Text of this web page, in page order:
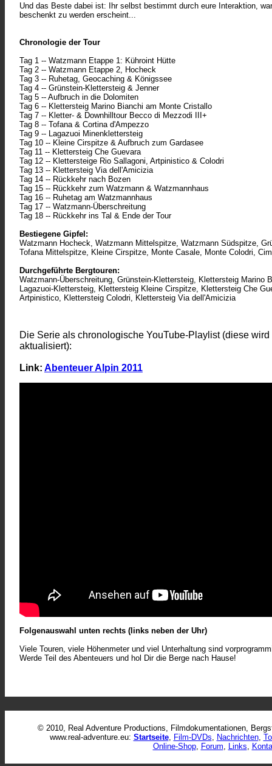
Und das Beste dabei ist: Ihr selbst bestimmt durch eure Interaktion,
beschenkt zu werden erscheint...
Chronologie der Tour
Tag 1 -- Watzmann Etappe 1: Kühroint Hütte
Tag 2 -- Watzmann Etappe 2, Hocheck
Tag 3 -- Ruhetag, Geocaching & Königssee
Tag 4 -- Grünstein-Klettersteig & Jenner
Tag 5 -- Aufbruch in die Dolomiten
Tag 6 -- Klettersteig Marino Bianchi am Monte Cristallo
Tag 7 -- Kletter- & Downhilltour Becco di Mezzodi III+
Tag 8 -- Tofana & Cortina d'Ampezzo
Tag 9 -- Lagazuoi Minenklettersteig
Tag 10 -- Kleine Cirspitze & Aufbruch zum Gardasee
Tag 11 -- Klettersteig Che Guevara
Tag 12 -- Klettersteige Rio Sallagoni, Artpinistico & Colodri
Tag 13 -- Klettersteig Via dell'Amicizia
Tag 14 -- Rückkehr nach Bozen
Tag 15 -- Rückkehr zum Watzmann & Watzmannhaus
Tag 16 -- Ruhetag am Watzmannhaus
Tag 17 -- Watzmann-Überschreitung
Tag 18 -- Rückkehr ins Tal & Ende der Tour
Bestiegene Gipfel:
Watzmann Hocheck, Watzmann Mittelspitze, Watzmann Südspitze,
Tofana Mittelspitze, Kleine Cirspitze, Monte Casale, Monte Colodri,
Durchgeführte Bergtouren:
Watzmann-Überschreitung, Grünstein-Klettersteig, Klettersteig Marino
Lagazuoi-Klettersteig, Klettersteig Kleine Cirspitze, Klettersteig Che
Artpinistico, Klettersteig Colodri, Klettersteig Via dell'Amicizia
Die Serie als chronologische YouTube-Playlist (diese
aktualisiert):
Link: Abenteuer Alpin 2011
Folgenauswahl unten rechts (links neben der Uhr)
Viele Touren, viele Höhenmeter und viel Unterhaltung sind
Werde Teil des Abenteuers und hol Dir die Berge nach Hause!
© 2010, Real Adventure Productions, Filmdokumentationen,
www.real-adventure.eu: Startseite, Film-DVDs, Nachrichten,
Online-Shop, Forum, Links,